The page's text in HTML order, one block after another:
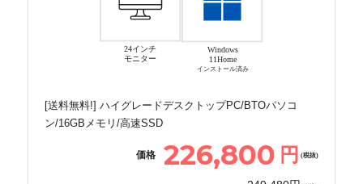
24インチ
モニター
Windows
11Home
インストール済み
[送料無料!] ハイグレードデスクトップPC/BTOパソコ
ン/16GBメモリ/高速SSD
価格 226,800 円 (税抜)